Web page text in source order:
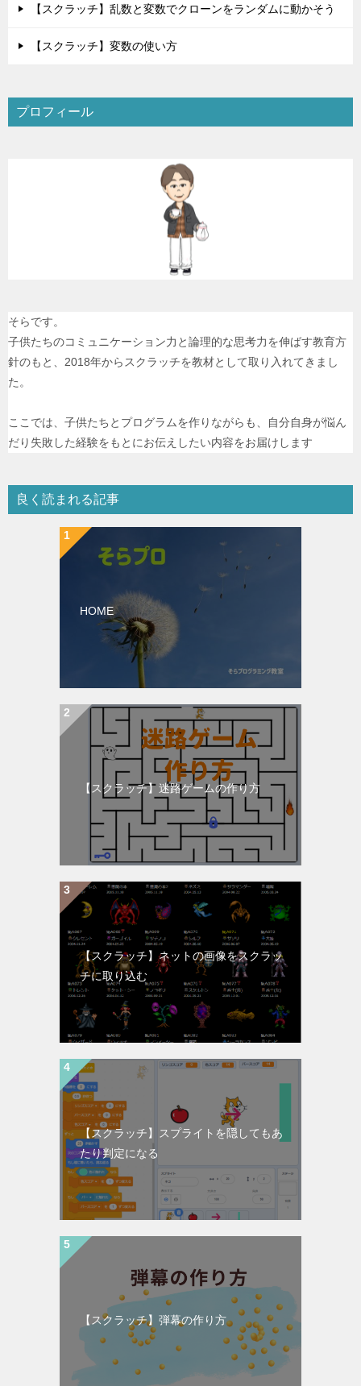
【スクラッチ】乱数と変数でクローンをランダムに動かそう
【スクラッチ】変数の使い方
プロフィール
そらです。
子供たちのコミュニケーション力と論理的な思考力を伸ばす教育方
針のもと、2018年からスクラッチを教材として取り入れてきまし
た。
ここでは、子供たちとプログラムを作りながらも、自分自身が悩ん
だり失敗した経験をもとにお伝えしたい内容をお届けします
良く読まれる記事
HOME
【スクラッチ】迷路ゲームの作り方
【スクラッチ】ネットの画像をスクラッ
チに取り込む
【スクラッチ】スプライトを隠してもあ
たり判定になる
【スクラッチ】弾幕の作り方